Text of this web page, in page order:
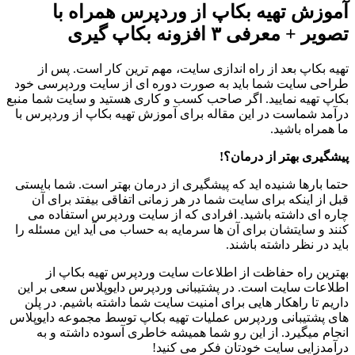
آموزش تهیه بکاپ از وردپرس همراه با
تصویر + معرفی ۳ افزونه بکاپ گیری
تهیه بکاپ بعد از راه اندازی سایت، مهم ترین کار است. پس از
طراحی سایت شما باید به صورت دوره ای از سایت وردپرسی خود
بکاپ تهیه نمایید. اگر صاحب کسب و کاری هستید و سایت شما منبع
درآمد شماست در این مقاله برای آموزش تهیه بکاپ از وردپرس با
ما همراه باشید.
پیشگیری بهتر از درمان؟!
حتما بارها شنیده اید که پیشگیری از درمان بهتر است. شما بایستی
قبل از اینکه برای سایت شما در هر زمانی اتفاقی بیفتد برای آن
چاره ای داشته باشید. افرادی که از سایت وردپرس استفاده می
کنند و سایتشان برای آن ها سرمایه به حساب می آید این مسئله را
باید در نظر داشته باشند.
بهترین راه حفاظت از اطلاعات سایت وردپرس تهیه بکاپ از
اطلاعات سایت است. در پشتیبانی وردپرس دایوپلاس سعی بر این
داریم تا راهکار هایی برای امنیت سایت شما داشته باشیم. در پلن
های پشتیبانی وردپرس عملیات تهیه بکاپ توسط مجموعه دایوپلاس
انجام میگیرد. از این رو شما همیشه خاطری آسوده داشته و به
درآمدزایی سایت خودتان فکر می کنید!